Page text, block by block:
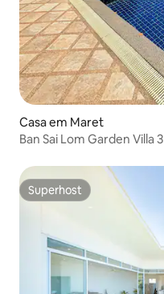
Casa em Maret
Ban Sai Lom Garden Villa 3
Superhost
Superhost